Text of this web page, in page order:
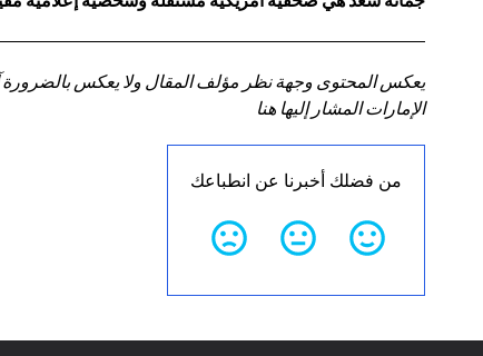
يعكس المحتوى وجهة نظر مؤلف المقال ولا يعكس بالضرورة
الإمارات المشار إليها هنا
من فضلك أخبرنا عن انطباعك